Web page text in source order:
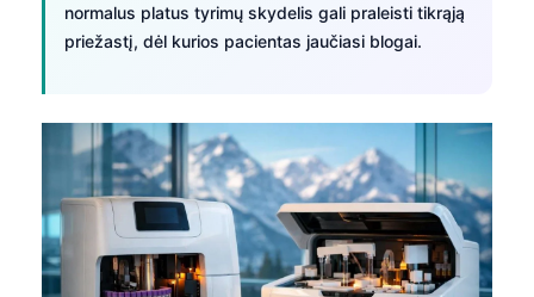
normalus platus tyrimų skydelis gali praleisti tikrąją
priežastį, dėl kurios pacientas jaučiasi blogai.